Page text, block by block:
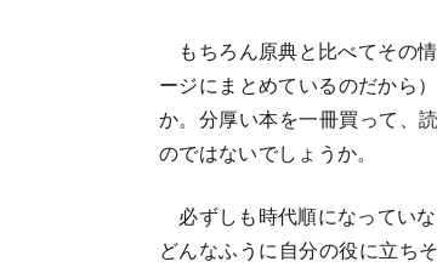
もちろん原典と比べてその
ージにまとめているのだから
か。分厚い本を一冊買って、
のではないでしょうか。
必ずしも時代順になってい
どんなふうに自分の役に立ち